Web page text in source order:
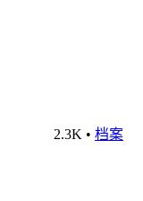
2.3K • 档案